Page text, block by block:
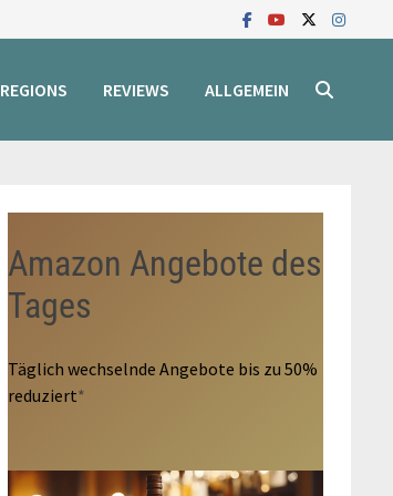
REGIONS REVIEWS ALLGEMEIN
Amazon Angebote des
Tages
Täglich wechselnde Angebote bis zu 50%
reduziert*